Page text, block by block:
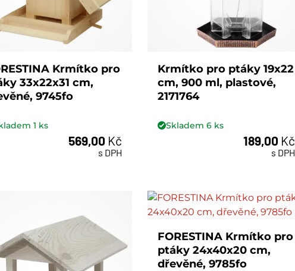
Krmítko pro
33x22x31 cm,
9745fo
1 ks
569,00 Kč
s DPH
Krmítko pro ptáky 19x22
cm, 900 ml, plastové,
2171764
Skladem6 ks
189,00 Kč
s DPH
FORESTINA Krmítko pro
ptáky 24x40x20 cm,
dřevěné, 9785fo